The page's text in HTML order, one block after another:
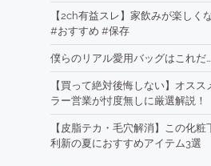
【2ch有益スレ】家飲みが楽しく
#おすすめ #保存
僕らのリアル愛用バッグはこれだ…
【買って絶対後悔しない】オス
ラー営業が忖度無しに厳選解説！
【皮脂テカ・毛穴解消】この化
利新の夏におすすめアイテム3選